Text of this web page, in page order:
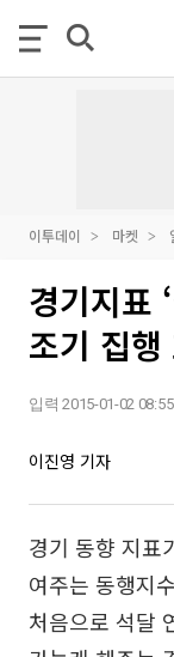
이투데이 마켓
경기지표
조기 집
입력 2015-01-02 08:55
이진영 기자
경기 동향 지표
여주는 동행지
처음으로 석달